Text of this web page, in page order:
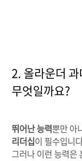
2. 올라운더
무엇일까요?
뛰어난 능력뿐만 아
리더십이 필수입니
그러나 이런 능력은